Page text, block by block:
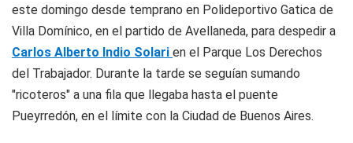
este domingo desde temprano en Polideportivo Gatica de
Villa Domínico, en el partido de Avellaneda, para despedir a
Carlos Alberto Indio Solari en el Parque Los Derechos
del Trabajador. Durante la tarde se seguían sumando
"ricoteros" a una fila que llegaba hasta el puente
Pueyrredón, en el límite con la Ciudad de Buenos Aires.